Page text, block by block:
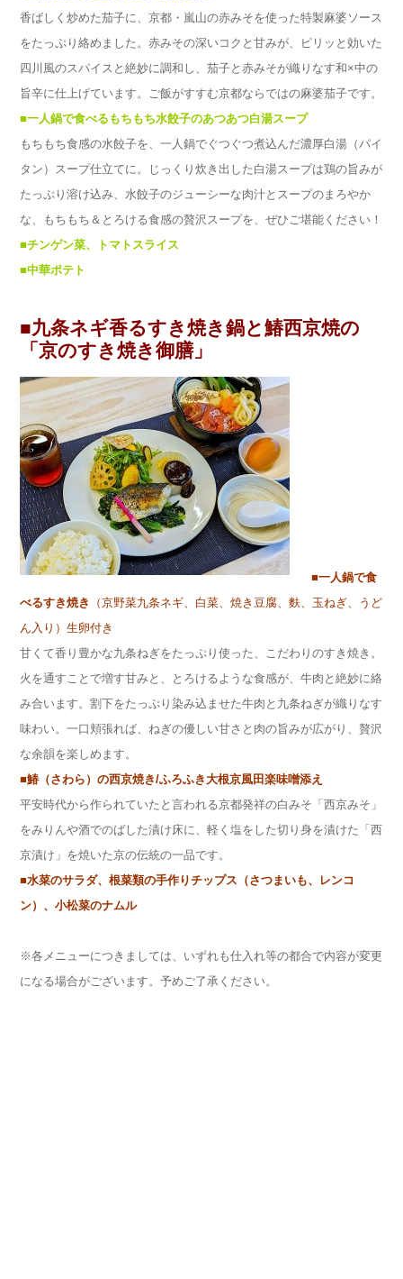
香ばしく炒めた茄子に、京都・嵐山の赤みそを使った特製麻婆ソース
をたっぷり絡めました。赤みその深いコクと甘みが、ピリッと効いた
四川風のスパイスと絶妙に調和し、茄子と赤みそが織りなす和×中の
旨辛に仕上げています。ご飯がすすむ京都ならではの麻婆茄子です。
■一人鍋で食べるもちもち水餃子のあつあつ白湯スープ
もちもち食感の水餃子を、一人鍋でぐつぐつ煮込んだ濃厚白湯（パイ
タン）スープ仕立てに。じっくり炊き出した白湯スープは鶏の旨みが
たっぷり溶け込み、水餃子のジューシーな肉汁とスープのまろやか
な、もちもち＆とろける食感の贅沢スープを、ぜひご堪能ください！
■チンゲン菜、トマトスライス
■中華ポテト
■九条ネギ香るすき焼き鍋と鰆西京焼の
「京のすき焼き御膳」
■一人鍋で食
べるすき焼き
（京野菜九条ネギ、白菜、焼き豆腐、麩、玉ねぎ、うど
ん入り）生卵付き
甘くて香り豊かな九条ねぎをたっぷり使った、こだわりのすき焼き。
火を通すことで増す甘みと、とろけるような食感が、牛肉と絶妙に絡
み合います。割下をたっぷり染み込ませた牛肉と九条ねぎが織りなす
味わい。一口頬張れば、ねぎの優しい甘さと肉の旨みが広がり、贅沢
な余韻を楽しめます。
■鰆（さわら）の西京焼き/ふろふき大根京風田楽味噌添え
平安時代から作られていたと言われる京都発祥の白みそ「西京みそ」
をみりんや酒でのばした漬け床に、軽く塩をした切り身を漬けた「西
京漬け」を焼いた京の伝統の一品です。
■水菜のサラダ、根菜類の手作りチップス（さつまいも、レンコ
ン）、小松菜のナムル
※各メニューにつきましては、いずれも仕入れ等の都合で内容が変更
になる場合がございます。予めご了承ください。